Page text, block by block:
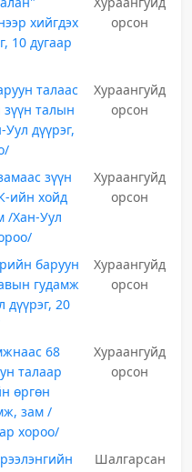
хийгдэх
10 дугаар
орсон
талаас
талын
дүүрэг,
Хураангуйд
орсон
зүүн
ийн хойд
/Хан-Уул
Хураангуйд
орсон
баруун
гудамж
дүүрэг, 20
Хураангуйд
орсон
68
талаар
өргөн
зам /
хороо/
Хураангуйд
орсон
Шалгарсан